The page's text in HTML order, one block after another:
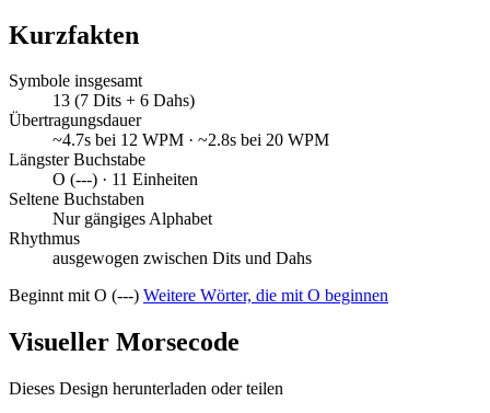
Kurzfakten
Symbole insgesamt
13 (7 Dits + 6 Dahs)
Übertragungsdauer
~4.7s bei 12 WPM · ~2.8s bei 20 WPM
Längster Buchstabe
O (---) · 11 Einheiten
Seltene Buchstaben
Nur gängiges Alphabet
Rhythmus
ausgewogen zwischen Dits und Dahs
Beginnt mit O (---) Weitere Wörter, die mit O beginnen
Visueller Morsecode
Dieses Design herunterladen oder teilen